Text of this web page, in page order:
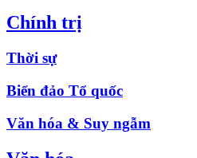
Chính trị
Thời sự
Biển đảo Tổ quốc
Văn hóa & Suy ngẫm